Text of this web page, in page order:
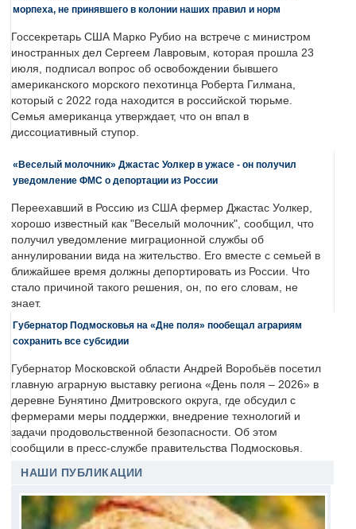
морпеха, не принявшего в колонии наших правил и норм
Госсекретарь США Марко Рубио на встрече с министром
иностранных дел Сергеем Лавровым, которая прошла 23
июля, подписал вопрос об освобождении бывшего
американского морского пехотинца Роберта Гилмана,
который с 2022 года находится в российской тюрьме.
Семья американца утверждает, что он впал в
диссоциативный ступор.
«Веселый молочник» Джастас Уолкер в ужасе - он получил
уведомление ФМС о депортации из России
Переехавший в Россию из США фермер Джастас Уолкер,
хорошо известный как "Веселый молочник", сообщил, что
получил уведомление миграционной службы об
аннулировании вида на жительство. Его вместе с семьей в
ближайшее время должны депортировать из России. Что
стало причиной такого решения, он, по его словам, не
знает.
Губернатор Подмосковья на «Дне поля» пообещал аграриям
сохранить все субсидии
Губернатор Московской области Андрей Воробьёв посетил
главную аграрную выставку региона «День поля – 2026» в
деревне Бунятино Дмитровского округа, где обсудил с
фермерами меры поддержки, внедрение технологий и
задачи продовольственной безопасности. Об этом
сообщили в пресс-службе правительства Подмосковья.
НАШИ ПУБЛИКАЦИИ